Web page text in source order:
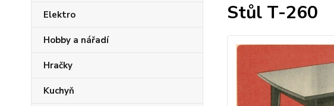
Elektro
Hobby a nářadí
Hračky
Kuchyň
Stůl T-260